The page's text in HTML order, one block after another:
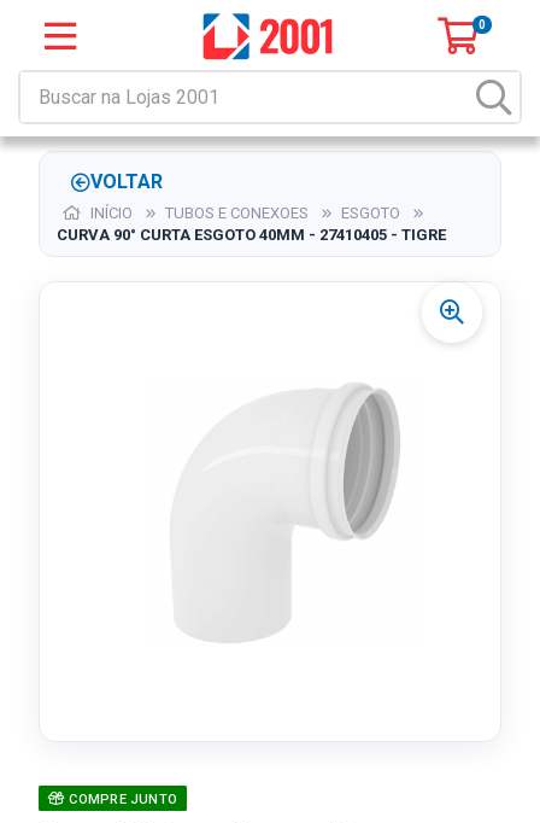
0
VOLTAR
INÍCIO TUBOS E CONEXOES
ESGOTO
CURVA 90° CURTA ESGOTO 40MM - 27410405 - TIGRE
COMPRE JUNTO